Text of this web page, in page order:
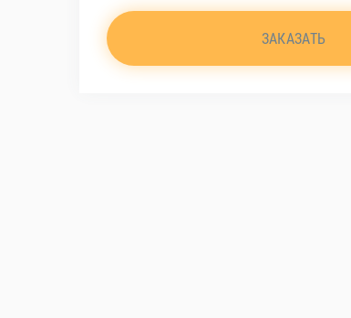
ЗАКАЗАТЬ